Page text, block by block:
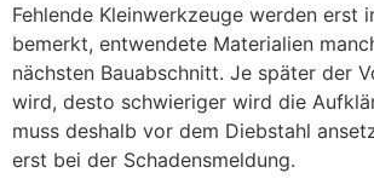
Fehlende Kleinwerkzeuge werden erst
bemerkt, entwendete Materialien
nächsten Bauabschnitt. Je später der
wird, desto schwieriger wird die
muss deshalb vor dem Diebstahl
erst bei der Schadensmeldung.